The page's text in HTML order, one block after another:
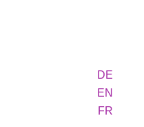
DE
EN
FR